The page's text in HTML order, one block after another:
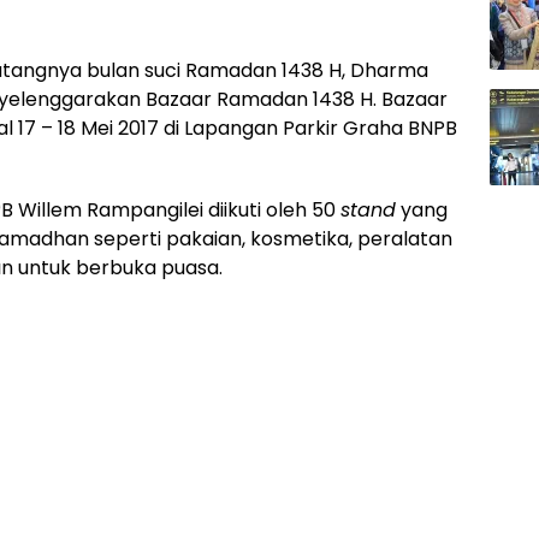
bulan suci Ramadan 1438 H, Dharma
Bazaar Ramadan 1438 H. Bazaar
– 18 Mei 2017 di Lapangan Parkir Graha BNPB
Willem Rampangilei diikuti oleh 50standyang
seperti pakaian, kosmetika, peralatan
untuk berbuka puasa.